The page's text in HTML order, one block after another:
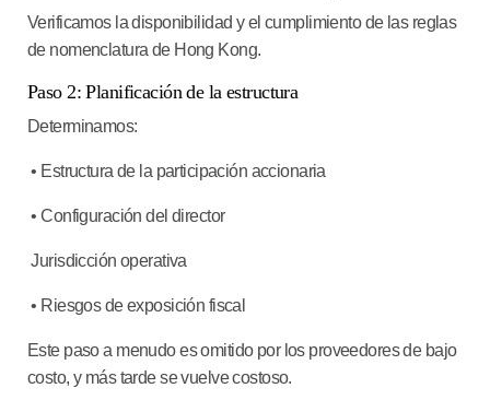
Verificamos la disponibilidad y el cumplimiento de las reglas
de nomenclatura de Hong Kong.
Paso 2: Planificación de la estructura
Determinamos:
• Estructura de la participación accionaria
• Configuración del director
Jurisdicción operativa
• Riesgos de exposición fiscal
Este paso a menudo es omitido por los proveedores de bajo
costo, y más tarde se vuelve costoso.